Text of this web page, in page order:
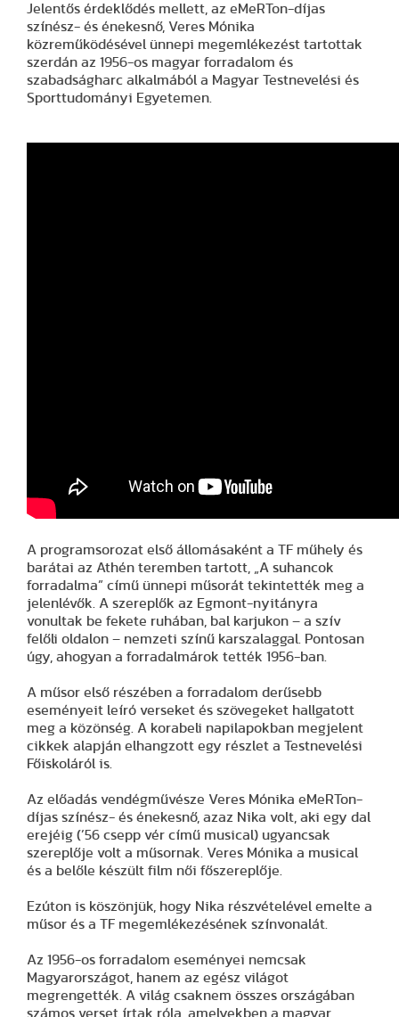
Jelentős érdeklődés mellett, az eMeRTon-díjas
színész- és énekesnő, Veres Mónika
közreműködésével ünnepi megemlékezést tartottak
szerdán az 1956-os magyar forradalom és
szabadságharc alkalmából a Magyar Testnevelési és
Sporttudományi Egyetemen.
A programsorozat első állomásaként a TF műhely és
barátai az Athén teremben tartott, „A suhancok
forradalma” című ünnepi műsorát tekintették meg a
jelenlévők. A szereplők az Egmont-nyitányra
vonultak be fekete ruhában, bal karjukon – a szív
felőli oldalon – nemzeti színű karszalaggal. Pontosan
úgy, ahogyan a forradalmárok tették 1956-ban.
A műsor első részében a forradalom derűsebb
eseményeit leíró verseket és szövegeket hallgatott
meg a közönség. A korabeli napilapokban megjelent
cikkek alapján elhangzott egy részlet a Testnevelési
Főiskoláról is.
Az előadás vendégművésze Veres Mónika eMeRTon-
díjas színész- és énekesnő, azaz Nika volt, aki egy dal
erejéig (’56 csepp vér című musical) ugyancsak
szereplője volt a műsornak. Veres Mónika a musical
és a belőle készült film női főszereplője.
Ezúton is köszönjük, hogy Nika részvételével emelte a
műsor és a TF megemlékezésének színvonalát.
Az 1956-os forradalom eseményei nemcsak
Magyarországot, hanem az egész világot
megrengették. A világ csaknem összes országában
számos verset írtak róla, amelyekben a magyar